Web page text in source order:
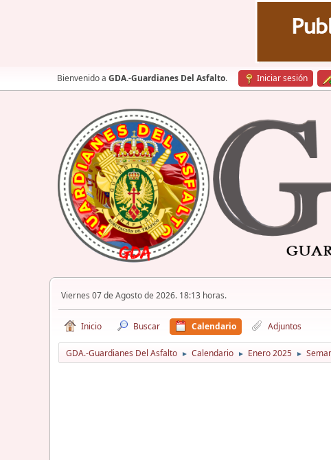
Bienvenido a GDA.-Guardianes Del Asfalto. Iniciar sesión
Viernes 07 de Agosto de 2026. 18:13 horas.
Inicio Buscar Calendario Adjuntos
GDA.-Guardianes Del Asfalto ► Calendario ► Enero 2025 ►